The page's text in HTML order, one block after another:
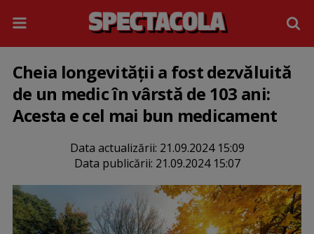
Cheia longevității a fost dezvăluită
de un medic în vârstă de 103 ani:
Acesta e cel mai bun medicament
Data actualizării: 21.09.2024 15:09
Data publicării: 21.09.2024 15:07